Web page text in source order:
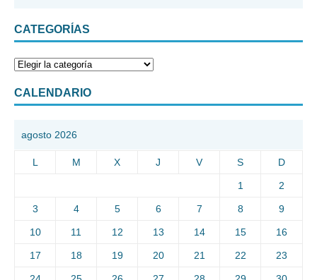
CATEGORÍAS
CALENDARIO
agosto 2026
L M X J V S D
1 2
3 4 5 6 7 8 9
10 11 12 13 14 15 16
17 18 19 20 21 22 23